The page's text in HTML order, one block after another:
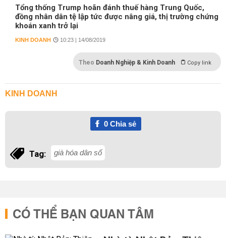
Tổng thống Trump hoãn đánh thuế hàng Trung Quốc,
đồng nhân dân tệ lập tức được nâng giá, thị trường chứng
khoán xanh trở lại
KINH DOANH 10:23 | 14/08/2019
Theo Doanh Nghiệp & Kinh Doanh Copy link
KINH DOANH
0Chia sẻ
Tag: già hóa dân số
CÓ THỂ BẠN QUAN TÂM